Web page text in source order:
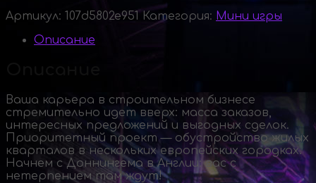
Артикул: 107d5802e951 Категория: Мини игры
Описание
Ваша карьера в строительном бизнесе
стремительно идет вверх: масса заказов,
интересных предложений и выгодных сделок.
Приоритетный проект — обустройство жилых
кварталов в нескольких европейских городках.
Начнем с Доннингема в Англии: вас с
нетерпением там ждут!